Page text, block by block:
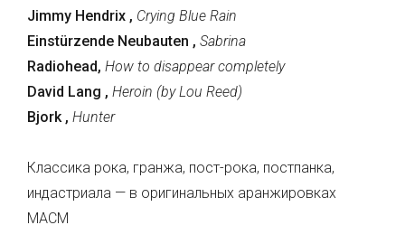
Jimmy Hendrix , Crying Blue Rain
Einstürzende Neubauten , Sabrina
Radiohead, How to disappear completely
David Lang , Heroin (by Lou Reed)
Bjork , Hunter
Классика рока, гранжа, пост-рока, постпанка,
индастриала — в оригинальных аранжировках
МАСМ